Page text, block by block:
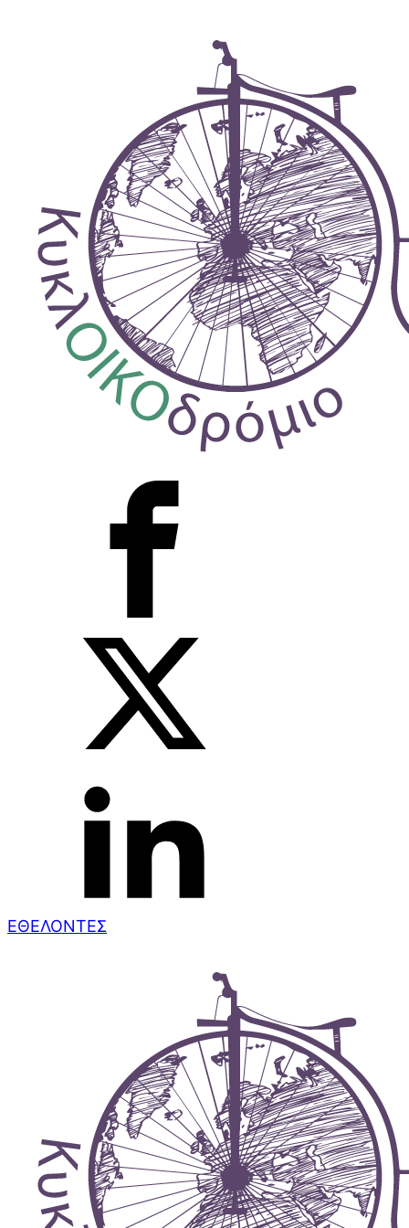
ΕΘΕΛΟΝΤΕΣ